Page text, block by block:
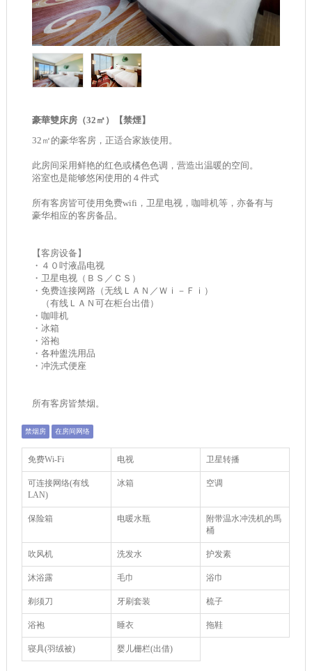
豪華雙床房（32㎡）【禁煙】
32㎡的豪华客房，正适合家族使用。
此房间采用鲜艳的红色或橘色色调，营造出温暖的空间。
浴室也是能够悠闲使用的４件式
所有客房皆可使用免费wifi，卫星电视，咖啡机等，亦备有与
豪华相应的客房备品。
【客房设备】
・４０吋液晶电视
・卫星电视（ＢＳ／ＣＳ）
・免费连接网路（无线ＬＡＮ／Ｗｉ－Ｆｉ）
（有线ＬＡＮ可在柜台出借）
・咖啡机
・冰箱
・浴袍
・各种盥洗用品
・冲洗式便座
所有客房皆禁烟。
禁烟房 在房间网络
免费Wi-Fi 电视 卫星转播
可连接网络(有线
LAN)
冰箱 空调
保险箱 电暖水瓶
附带温水冲洗机的馬
桶
吹风机 洗发水 护发素
沐浴露 毛巾 浴巾
剃须刀 牙刷套装 梳子
浴袍 睡衣 拖鞋
寝具(羽绒被) 婴儿栅栏(出借)